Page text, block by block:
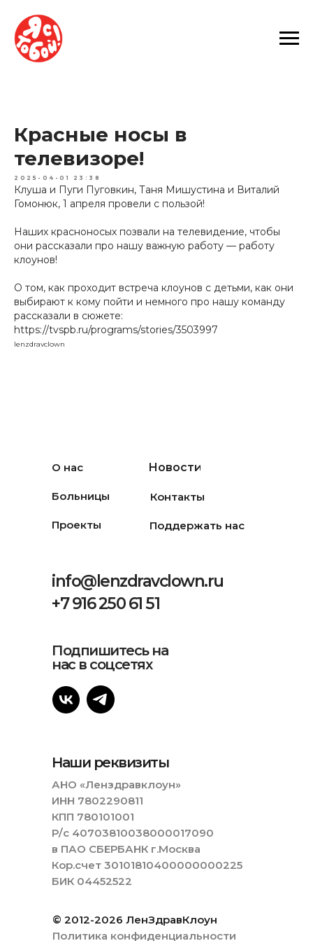
Красные носы в
телевизоре!
2025-04-01 23:38
Клуша и Пуги Пуговкин, Таня Мишустина и Виталий
Гомонюк, 1 апреля провели с пользой!
Наших красноносых позвали на телевидение, чтобы
они рассказали про нашу важную работу — работу
клоунов!
О том, как проходит встреча клоунов с детьми, как они
выбирают к кому пойти и немного про нашу команду
рассказали в сюжете:
https://tvspb.ru/programs/stories/3503997
lenzdravclown
Контакты
Поддержать нас
О нас
Больницы
Проекты
Новости
Подпишитесь на
нас в соцсетях
info@lenzdravclown.ru
+7 916 250 61 51
Наши реквизиты
© 2012-2026 ЛенЗдравКлоун
Политика конфиденциальности
АНО «Ленздравклоун»
ИНН 7802290811
КПП 780101001
Р/с 40703810038000017090
в ПАО СБЕРБАНК г.Москва
Кор.счет 30101810400000000225
БИК 04452522